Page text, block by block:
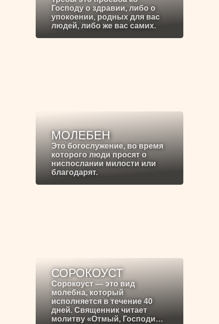
Господу о здравии, либо о
упокоении, родных для вас
людей, либо же вас самих.
МОЛЕБЕН
Это богослужение, во время
которого люди просят о
ниспослании милости или
благодарят.
СОРОКОУСТ
Сорокоуст — это вид
молебна, который
исполняется в течение 40
дней. Священник читает
молитву «Отмый, Господи…